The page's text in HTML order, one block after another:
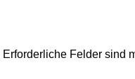
Erforderliche Felder sind